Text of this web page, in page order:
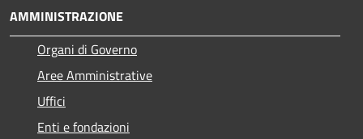
AMMINISTRAZIONE
Organi di Governo
Aree Amministrative
Uffici
Enti e fondazioni